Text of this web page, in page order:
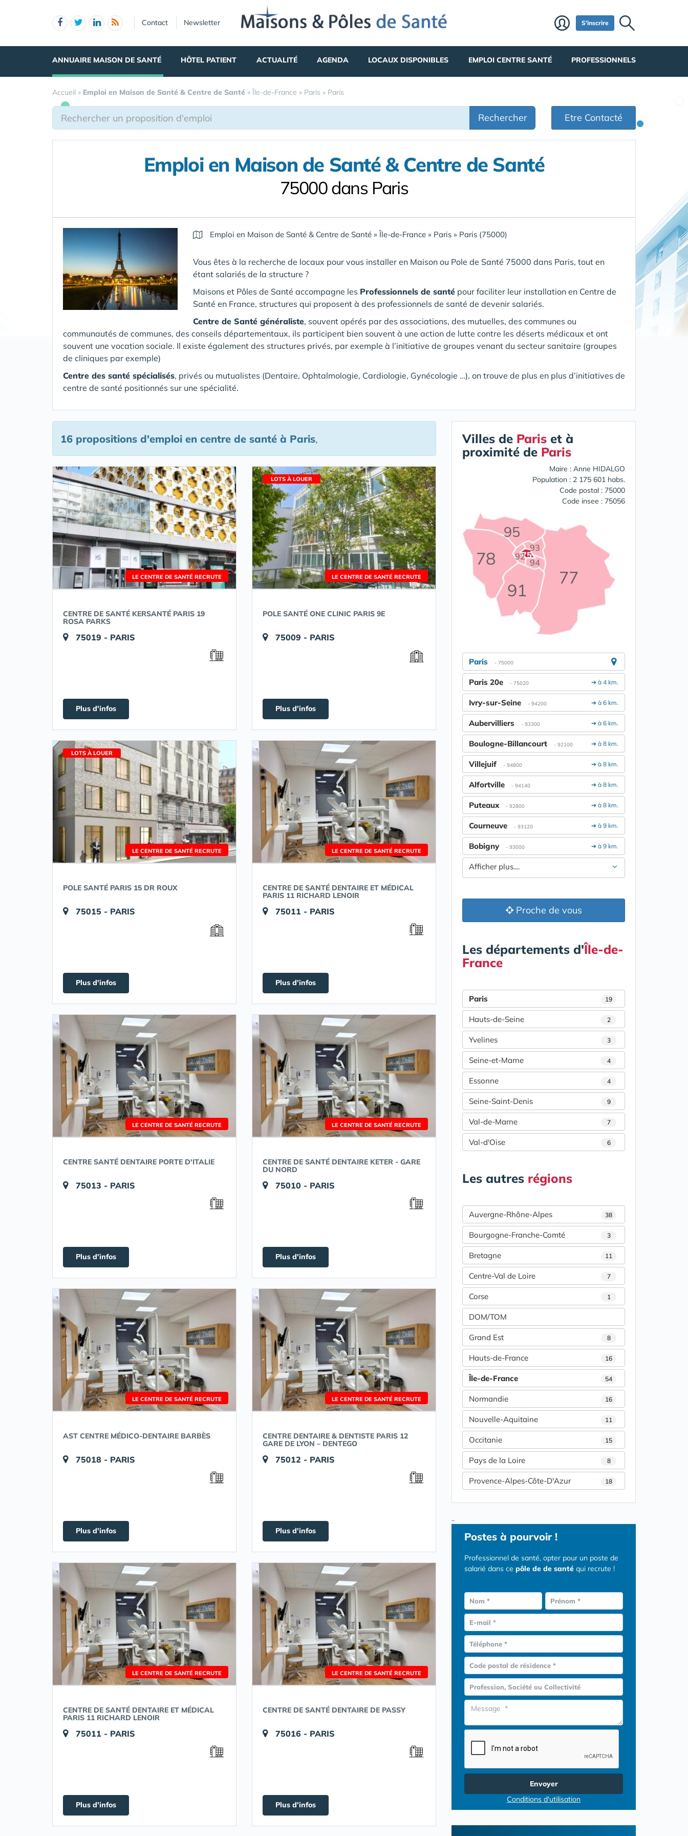
Contact Newsletter S'inscrire
ANNUAIRE MAISON DE SANTÉ HÔTEL PATIENT ACTUALITÉ AGENDA LOCAUX DISPONIBLES EMPLOI CENTRE SANTÉ PROFESSIONNELS
Accueil » Emploi en Maison de Santé & Centre de Santé » Île-de-France » Paris » Paris
Rechercher Etre Contacté
Emploi en Maison de Santé & Centre de Santé
75000 dans Paris
Emploi en Maison de Santé & Centre de Santé »Île-de-France » Paris » Paris (75000)
Vous êtes à la recherche de locaux pour vous installer en Maison ou Pole de Santé 75000 dans Paris, tout en
étant salariés de la structure ?
Maisons et Pôles de Santé accompagne les Professionnels de santé pour faciliter leur installation en Centre de
Santé en France, structures qui proposent à des professionnels de santé de devenir salariés.
Centre de Santé généraliste, souvent opérés par des associations, des mutuelles, des communes ou
communautés de communes, des conseils départementaux, ils participent bien souvent à une action de lutte contre les déserts médicaux et ont
souvent une vocation sociale. Il existe également des structures privés, par exemple à l’initiative de groupes venant du secteur sanitaire (groupes
de cliniques par exemple)
Centre des santé spécialisés, privés ou mutualistes (Dentaire, Ophtalmologie, Cardiologie, Gynécologie …), on trouve de plus en plus d’initiatives de
centre de santé positionnés sur une spécialité.
16 propositions d'emploi en centre de santé à Paris,
LE CENTRE DE SANTÉ RECRUTE
CENTRE DE SANTÉ KERSANTÉ PARIS 19
ROSA PARKS
75019 - PARIS
Plus d'infos
LE CENTRE DE SANTÉ RECRUTE
LOTS À LOUER
POLE SANTÉ ONE CLINIC PARIS 9E
75009 - PARIS
Plus d'infos
LE CENTRE DE SANTÉ RECRUTE
LOTS À LOUER
POLE SANTÉ PARIS 15 DR ROUX
75015 - PARIS
Plus d'infos
LE CENTRE DE SANTÉ RECRUTE
CENTRE DE SANTÉ DENTAIRE ET MÉDICAL
PARIS 11 RICHARD LENOIR
75011 - PARIS
Plus d'infos
LE CENTRE DE SANTÉ RECRUTE
CENTRE SANTÉ DENTAIRE PORTE D'ITALIE
75013 - PARIS
Plus d'infos
LE CENTRE DE SANTÉ RECRUTE
CENTRE DE SANTÉ DENTAIRE KETER - GARE
DU NORD
75010 - PARIS
Plus d'infos
LE CENTRE DE SANTÉ RECRUTE
AST CENTRE MÉDICO-DENTAIRE BARBÈS
75018 - PARIS
Plus d'infos
LE CENTRE DE SANTÉ RECRUTE
CENTRE DENTAIRE & DENTISTE PARIS 12
GARE DE LYON – DENTEGO
75012 - PARIS
Plus d'infos
LE CENTRE DE SANTÉ RECRUTE
CENTRE DE SANTÉ DENTAIRE ET MÉDICAL
PARIS 11 RICHARD LENOIR
75011 - PARIS
Plus d'infos
LE CENTRE DE SANTÉ RECRUTE
CENTRE DE SANTÉ DENTAIRE DE PASSY
75016 - PARIS
Plus d'infos
Villes de Paris et à
proximité de Paris
Maire : Anne HIDALGO
Population : 2 175 601 habs.
Code postal : 75000
Code insee : 75056
75
77
78
91
92
93
94
95
Paris - 75000
➔ à 4 km.
Paris 20e - 75020
➔ à 6 km.
Ivry-sur-Seine - 94200
➔ à 6 km.
Aubervilliers - 93300
➔ à 8 km.
Boulogne-Billancourt - 92100
➔ à 8 km.
Villejuif - 94800
➔ à 8 km.
Alfortville - 94140
➔ à 8 km.
Puteaux - 92800
➔ à 9 km.
Courneuve - 93120
➔ à 9 km.
Bobigny - 93000
Afficher plus....
Proche de vous
Les départements d'Île-de-
France
Paris 19
Hauts-de-Seine 2
Yvelines 3
Seine-et-Marne 4
Essonne 4
Seine-Saint-Denis 9
Val-de-Marne 7
Val-d'Oise 6
Les autres régions
Auvergne-Rhône-Alpes 38
Bourgogne-Franche-Comté 3
Bretagne 11
Centre-Val de Loire 7
Corse 1
DOM/TOM
Grand Est 8
Hauts-de-France 16
Île-de-France 54
Normandie 16
Nouvelle-Aquitaine 11
Occitanie 15
Pays de la Loire 8
Provence-Alpes-Côte-D'Azur 18
..
Postes à pourvoir !
Professionnel de santé, opter pour un poste de
salarié dans ce pôle de de santé qui recrute !
Nom * Prénom *
E-mail *
Téléphone *
Code postal de résidence *
Profession, Société ou Collectivité
Envoyer
Conditions d'utilisation